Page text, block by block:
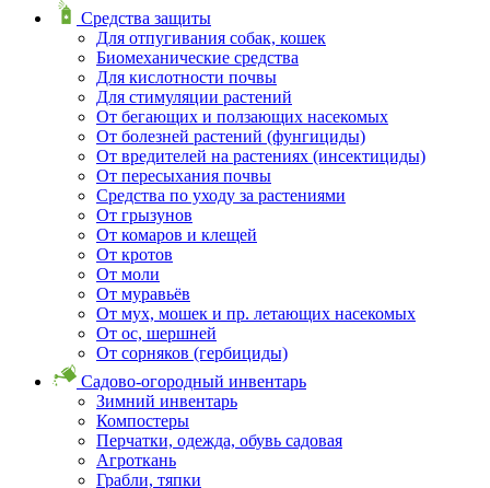
Средства защиты
Для отпугивания собак, кошек
Биомеханические средства
Для кислотности почвы
Для стимуляции растений
От бегающих и ползающих насекомых
От болезней растений (фунгициды)
От вредителей на растениях (инсектициды)
От пересыхания почвы
Средства по уходу за растениями
От грызунов
От комаров и клещей
От кротов
От моли
От муравьёв
От мух, мошек и пр. летающих насекомых
От ос, шершней
От сорняков (гербициды)
Садово-огородный инвентарь
Зимний инвентарь
Компостеры
Перчатки, одежда, обувь садовая
Агроткань
Грабли, тяпки